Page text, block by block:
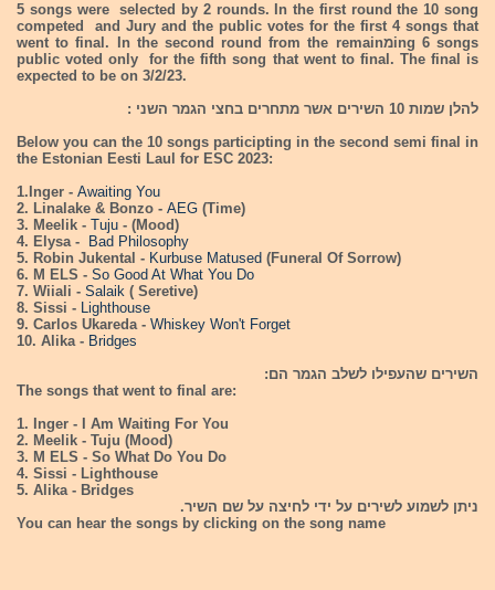
5 songs were selected by 2 rounds. In the first round the 10 song
competed and Jury and the public votes for the first 4 songs that
went to final. In the second round from the remainמing 6 songs
public voted only for the fifth song that went to final. The final is
expected to be on 3/2/23.
להלן שמות 10 השירים אשר מתחרים בחצי הגמר השני :
Below you can the 10 songs participting in the second semi final in
the Estonian Eesti Laul for ESC 2023:
1.Inger - Awaiting You
2. Linalake & Bonzo - AEG (Time)
3. Meelik - Tuju - (Mood)
4. Elysa -
Bad Philosophy
5. Robin Jukental - Kurbuse Matused (Funeral Of Sorrow)
6. M ELS - So Good At What You Do
7. Wiiali - Salaik ( Seretive)
8. Sissi - Lighthouse
9. Carlos Ukareda - Whiskey Won't Forget
10. Alika - Bridges
השירים שהעפילו לשלב הגמר הם:
The songs that went to final are:
1. Inger - I Am Waiting For You
2. Meelik - Tuju (Mood)
3. M ELS - So What Do You Do
4. Sissi - Lighthouse
5. Alika - Bridges
ניתן לשמוע לשירים על ידי לחיצה על שם השיר.
You can hear the songs by clicking on the song name